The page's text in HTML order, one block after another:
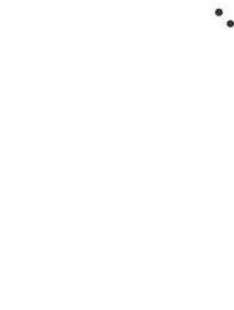
антипаники для